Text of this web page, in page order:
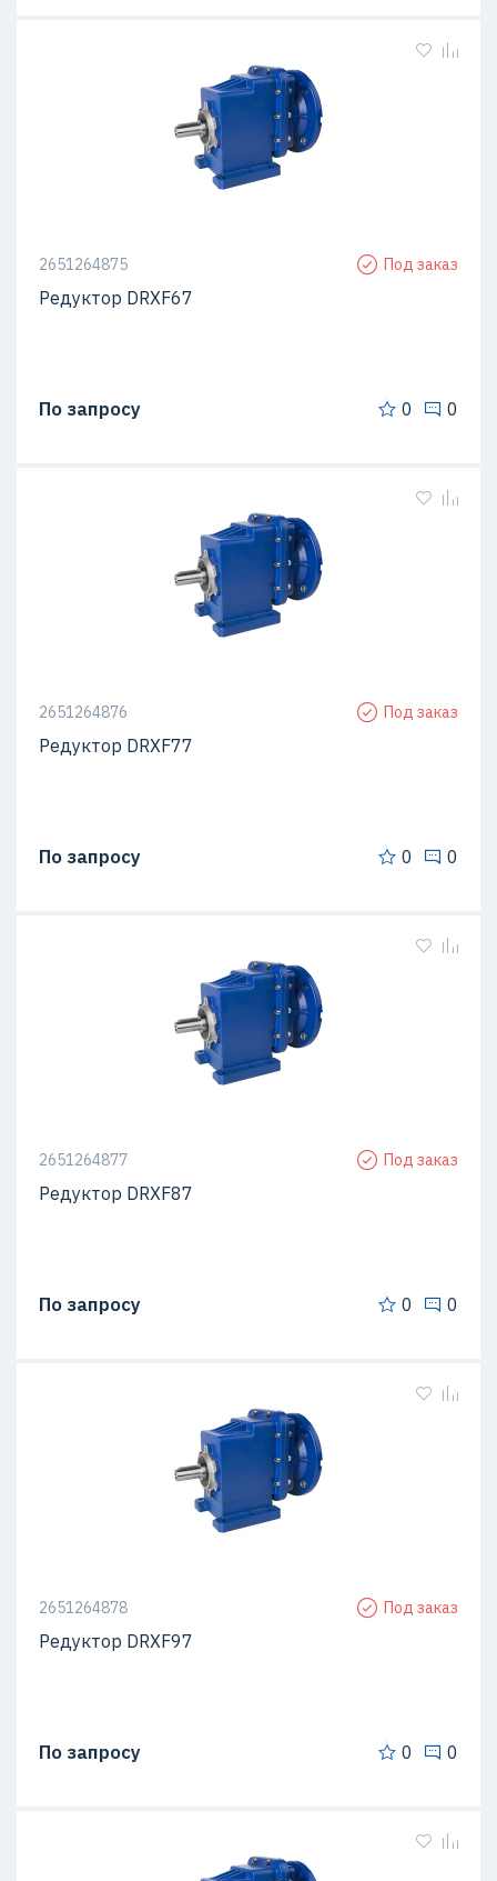
2651264875 Под заказ
Редуктор DRXF67
По запросу 0 0
2651264876 Под заказ
Редуктор DRXF77
По запросу 0 0
2651264877 Под заказ
Редуктор DRXF87
По запросу 0 0
2651264878 Под заказ
Редуктор DRXF97
По запросу 0 0